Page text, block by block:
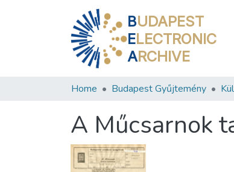
BUDAPEST
ELECTRONIC
ARCHIVE
Home Budapest Gyűjtemény
A Műcsarnok